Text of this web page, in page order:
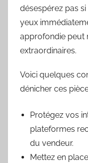
désespérez pas
yeux
approfondie peut
extraordinaires.
Voici quelques
dénicher ces
Protégez vos
plateformes
du vendeur.
Mettez en